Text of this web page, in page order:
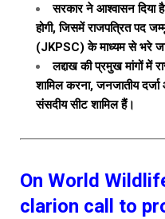
सरकार ने आश्वासन दिया
होगी, जिसमें राजपत्रित पद
(JKPSC) के माध्यम से भरे
लद्दाख की प्रमुख मांगों में
शामिल करना, जनजातीय
संसदीय सीट शामिल हैं।
On World
clarion call to